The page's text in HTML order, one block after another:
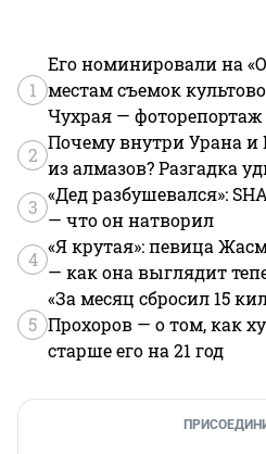
1
Его номинировали на
местам съемок
Чухрая — фоторепортаж
2
Почему внутри Урана
из алмазов? Разгадка
3
«Дед разбушевался»:
— что он натворил
4
«Я крутая»: певица
— как она выглядит
5
«За месяц сбросил 15
Прохоров — о том, как
старше его на 21 год